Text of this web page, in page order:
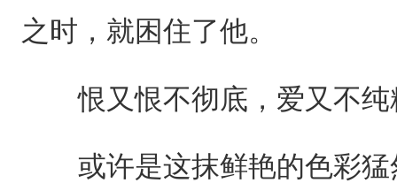
之时，就困住了他。
恨又恨不彻底，爱又不纯
或许是这抹鲜艳的色彩猛